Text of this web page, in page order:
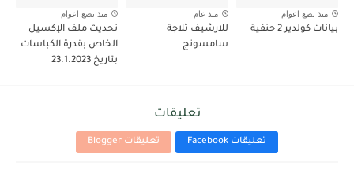
منذ بضع اعوام
بيانات كولدير 2 حنفية
منذ عام
للارشيف ثلاجة
سامسونج
منذ بضع اعوام
تحديث ملف الإكسيل
الخاص بقدرة الكباسات
بتاريخ 23.1.2023
تعليقات
تعليقات Facebook تعليقات Blogger